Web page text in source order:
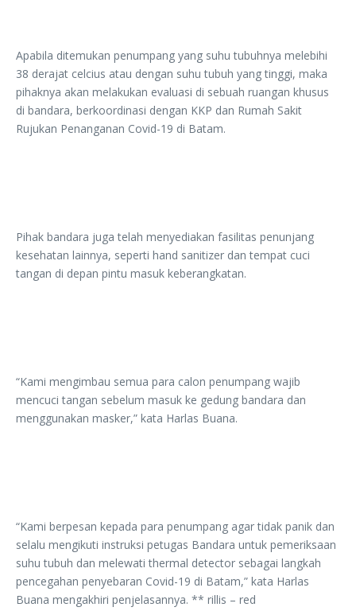
Apabila ditemukan penumpang yang suhu tubuhnya melebihi
38 derajat celcius atau dengan suhu tubuh yang tinggi, maka
pihaknya akan melakukan evaluasi di sebuah ruangan khusus
di bandara, berkoordinasi dengan KKP dan Rumah Sakit
Rujukan Penanganan Covid-19 di Batam.
Pihak bandara juga telah menyediakan fasilitas penunjang
kesehatan lainnya, seperti hand sanitizer dan tempat cuci
tangan di depan pintu masuk keberangkatan.
“Kami mengimbau semua para calon penumpang wajib
mencuci tangan sebelum masuk ke gedung bandara dan
menggunakan masker,” kata Harlas Buana.
“Kami berpesan kepada para penumpang agar tidak panik dan
selalu mengikuti instruksi petugas Bandara untuk pemeriksaan
suhu tubuh dan melewati thermal detector sebagai langkah
pencegahan penyebaran Covid-19 di Batam,” kata Harlas
Buana mengakhiri penjelasannya. ** rillis – red